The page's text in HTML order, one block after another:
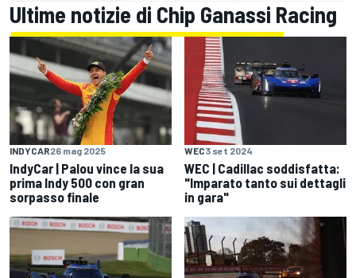
Ultime notizie di Chip Ganassi Racing
INDYCAR26 mag 2025
IndyCar | Palou vince la sua
prima Indy 500 con gran
sorpasso finale
WEC3 set 2024
WEC | Cadillac soddisfatta:
"Imparato tanto sui dettagli
in gara"